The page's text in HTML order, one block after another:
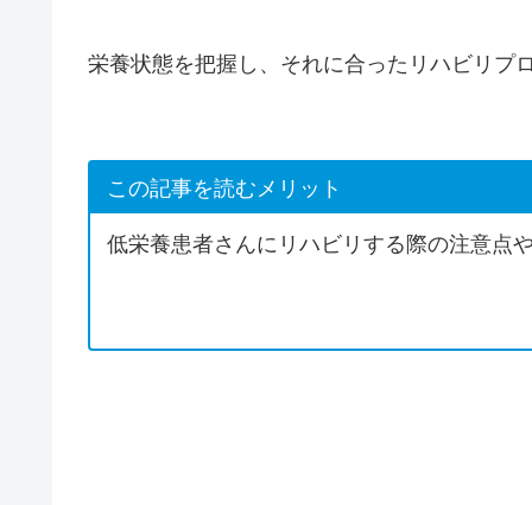
栄養状態を把握し、それに合ったリハビリプ
この記事を読むメリット
低栄養患者さんにリハビリする際の注意点